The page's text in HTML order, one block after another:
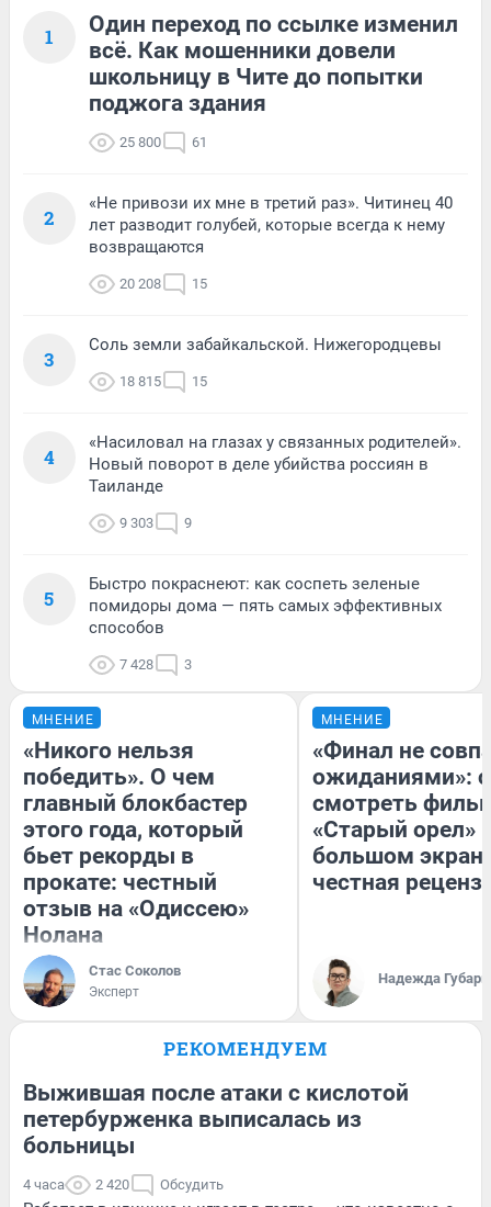
1
Один переход по ссылке изменил
всё. Как мошенники довели
школьницу в Чите до попытки
поджога здания
25 800 61
2
«Не привози их мне в третий раз». Читинец 40
лет разводит голубей, которые всегда к нему
возвращаются
20 208 15
3
Соль земли забайкальской. Нижегородцевы
18 815 15
4
«Насиловал на глазах у связанных родителей».
Новый поворот в деле убийства россиян в
Таиланде
9 303 9
5
Быстро покраснеют: как соспеть зеленые
помидоры дома — пять самых эффективных
способов
7 428 3
МНЕНИЕ
«Никого нельзя
победить». О чем
главный блокбастер
этого года, который
бьет рекорды в
прокате: честный
отзыв на «Одиссею»
Нолана
Стас Соколов
Эксперт
МНЕНИЕ
«Финал не
ожиданиями»:
смотреть
«Старый орел»
большом
честная
Надежда Губарь
РЕКОМЕНДУЕМ
Выжившая после атаки с кислотой
петербурженка выписалась из
больницы
4 часа 2 420 Обсудить